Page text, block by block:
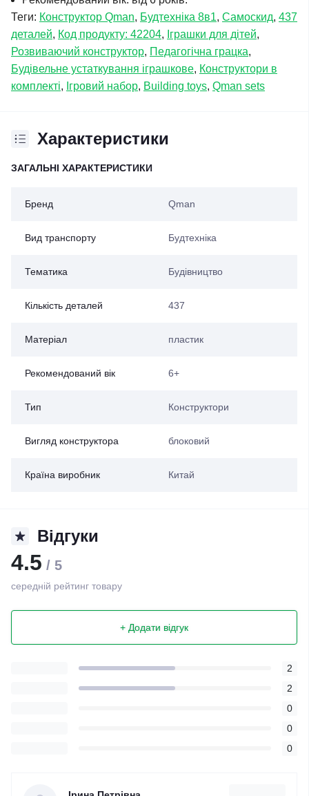
Теги: Конструктор Qman, Будтехніка 8в1, Самоскид, 437
деталей, Код продукту: 42204, Іграшки для дітей,
Розвиваючий конструктор, Педагогічна грацка,
Будівельне устаткування іграшкове, Конструктори в
комплекті, Ігровий набор, Building toys, Qman sets
Характеристики
ЗАГАЛЬНІ ХАРАКТЕРИСТИКИ
Бренд Qman
Вид транспорту Будтехніка
Тематика Будівництво
Кількість деталей 437
Матеріал пластик
Рекомендований вік 6+
Тип Конструктори
Вигляд конструктора блоковий
Країна виробник Китай
Відгуки
4.5 / 5
середній рейтинг товару
+ Додати відгук
2
2
0
0
0